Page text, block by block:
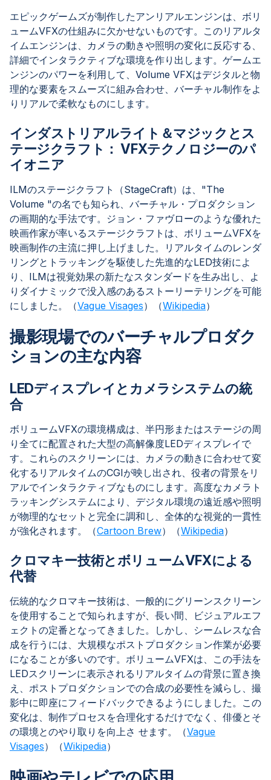
エピックゲームズが制作したアンリアルエンジンは、ボリ
ュームVFXの仕組みに欠かせないものです。このリアルタ
イムエンジンは、カメラの動きや照明の変化に反応する、
詳細でインタラクティブな環境を作り出します。ゲームエ
ンジンのパワーを利用して、Volume VFXはデジタルと物
理的な要素をスムーズに組み合わせ、バーチャル制作をよ
りリアルで柔軟なものにします。
インダストリアルライト＆マジックとス
テージクラフト： VFXテクノロジーのパ
イオニア
ILMのステージクラフト（StageCraft）は、"The
Volume "の名でも知られ、バーチャル・プロダクション
の画期的な手法です。ジョン・ファヴローのような優れた
映画作家が率いるステージクラフトは、ボリュームVFXを
映画制作の主流に押し上げました。リアルタイムのレンダ
リングとトラッキングを駆使した先進的なLED技術によ
り、ILMは視覚効果の新たなスタンダードを生み出し、よ
りダイナミックで没入感のあるストーリーテリングを可能
にしました。（Vague Visages）（Wikipedia）
撮影現場でのバーチャルプロダク
ションの主な内容
LEDディスプレイとカメラシステムの統
合
ボリュームVFXの環境構成は、半円形またはステージの周
り全てに配置された大型の高解像度LEDディスプレイで
す。これらのスクリーンには、カメラの動きに合わせて変
化するリアルタイムのCGIが映し出され、役者の背景をリ
アルでインタラクティブなものにします。高度なカメラト
ラッキングシステムにより、デジタル環境の遠近感や照明
が物理的なセットと完全に調和し、全体的な視覚的一貫性
が強化されます。（Cartoon Brew）（Wikipedia）
クロマキー技術とボリュームVFXによる
代替
伝統的なクロマキー技術は、一般的にグリーンスクリーン
を使用することで知られますが、長い間、ビジュアルエフ
ェクトの定番となってきました。しかし、シームレスな合
成を行うには、大規模なポストプロダクション作業が必要
になることが多いのです。ボリュームVFXは、この手法を
LEDスクリーンに表示されるリアルタイムの背景に置き換
え、ポストプロダクションでの合成の必要性を減らし、撮
影中に即座にフィードバックできるようにしました。この
変化は、制作プロセスを合理化するだけでなく、俳優とそ
の環境とのやり取りを向上さ せます。（Vague
Visages）（Wikipedia）